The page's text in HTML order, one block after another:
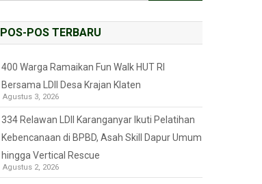
POS-POS TERBARU
400 Warga Ramaikan Fun Walk HUT RI
Bersama LDII Desa Krajan Klaten
Agustus 3, 2026
334 Relawan LDII Karanganyar Ikuti Pelatihan
Kebencanaan di BPBD, Asah Skill Dapur Umum
hingga Vertical Rescue
Agustus 2, 2026